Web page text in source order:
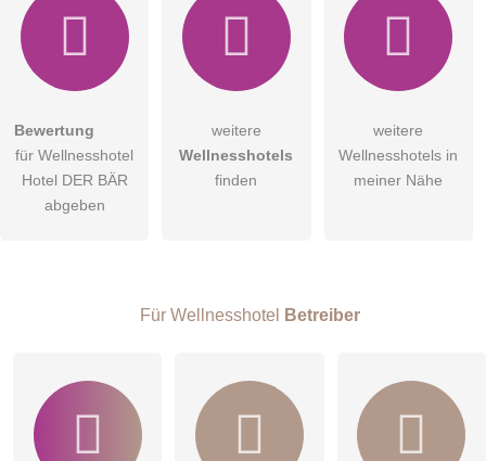
Hiermit akzeptiere ich dieAGB
DieDatenschutzerklärung habe ich zur Kenntnis genommen.
Besucher sichtbar
Bewertung
für Wellnesshotel
Hotel DER BÄR
abgeben
weitere
Wellnesshotels
finden
weitere
Wellnesshotels in
meiner Nähe
Für Wellnesshotel Betreiber